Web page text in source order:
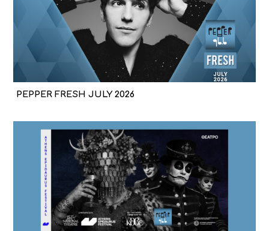
PEPPER FRESH JULY 2026